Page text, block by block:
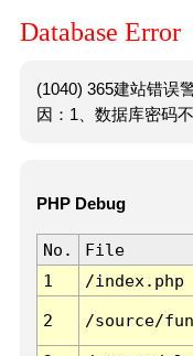
Database Error
(1040) 365建站错误
因：1、数据库密码
PHP Debug
No. File
1
/index.php
2 /source/